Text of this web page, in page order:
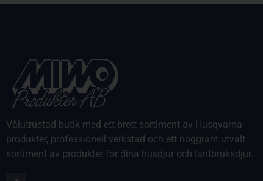
Välutrustad butik med ett brett sortiment av Husqvarna-
produkter, professionell verkstad och ett noggrant utvalt
sortiment av produkter för dina husdjur och lantbruksdjur.